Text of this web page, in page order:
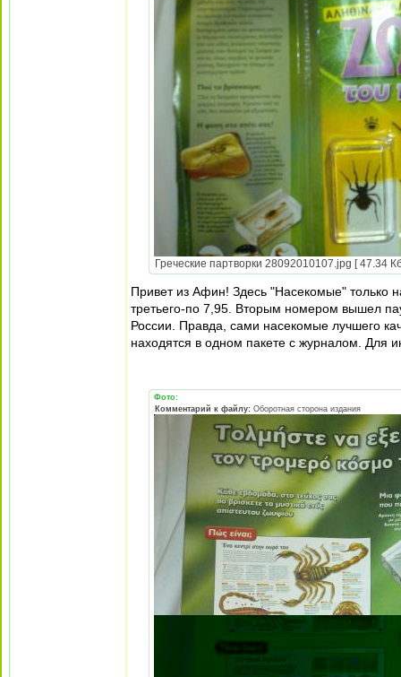
Греческие партворки 28092010107.jpg [ 47.34
Привет из Афин! Здесь "Насекомые" только
третьего-по 7,95. Вторым номером вышел
России. Правда, сами насекомые лучшего
находятся в одном пакете с журналом. Для
Фото:
Комментарий к файлу: Оборотная сторона издания